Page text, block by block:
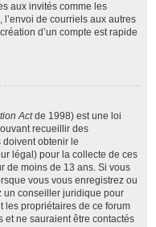
aux invités comme les
de courriels aux autres
d’un compte est rapide
Actde 1998) est une loi
recueillir des
obtenir le
légal) pour la collecte de ces
de moins de 13 ans. Si vous
vous vous enregistrez ou
un conseiller juridique pour
les propriétaires de ce forum
ne sauraient être contactés